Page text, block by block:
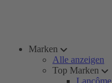
Marken
Alle anzeigen
Top Marken
Lancôme